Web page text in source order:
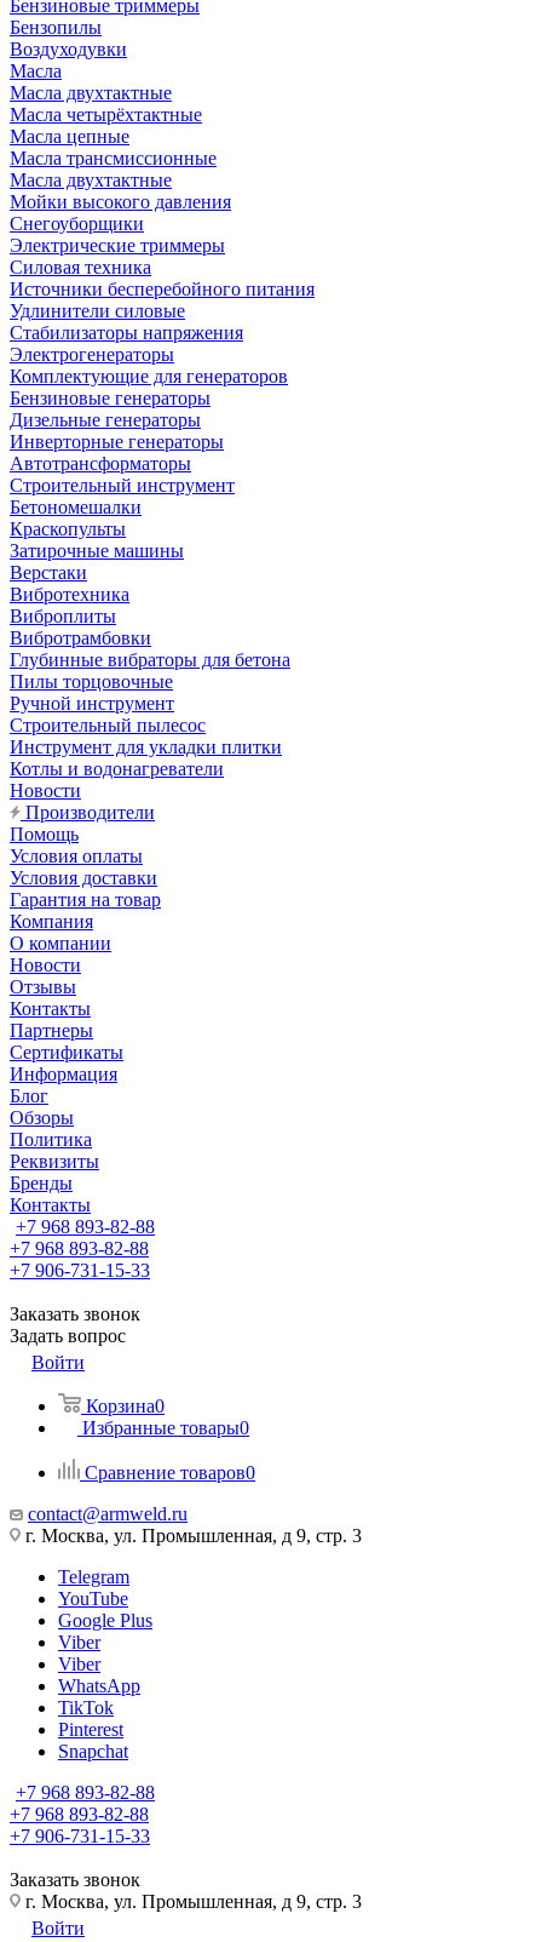
Бензиновые триммеры
Бензопилы
Воздуходувки
Масла
Масла двухтактные
Масла четырёхтактные
Масла цепные
Масла трансмиссионные
Масла двухтактные
Мойки высокого давления
Снегоуборщики
Электрические триммеры
Силовая техника
Источники бесперебойного питания
Удлинители силовые
Стабилизаторы напряжения
Электрогенераторы
Комплектующие для генераторов
Бензиновые генераторы
Дизельные генераторы
Инверторные генераторы
Автотрансформаторы
Строительный инструмент
Бетономешалки
Краскопульты
Затирочные машины
Верстаки
Вибротехника
Виброплиты
Вибротрамбовки
Глубинные вибраторы для бетона
Пилы торцовочные
Ручной инструмент
Строительный пылесос
Инструмент для укладки плитки
Котлы и водонагреватели
Новости
Производители
Помощь
Условия оплаты
Условия доставки
Гарантия на товар
Компания
О компании
Новости
Отзывы
Контакты
Партнеры
Сертификаты
Информация
Блог
Обзоры
Политика
Реквизиты
Бренды
Контакты
+7 968 893-82-88
+7 968 893-82-88
+7 906-731-15-33
Заказать звонок
Задать вопрос
Войти
Корзина0
Избранные товары0
Сравнение товаров0
contact@armweld.ru
г. Москва, ул. Промышленная, д 9, стр. 3
Telegram
YouTube
Google Plus
Viber
Viber
WhatsApp
TikTok
Pinterest
Snapchat
+7 968 893-82-88
+7 968 893-82-88
+7 906-731-15-33
Заказать звонок
г. Москва, ул. Промышленная, д 9, стр. 3
Войти